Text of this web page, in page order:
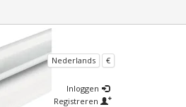
Nederlands €
Inloggen
Registreren